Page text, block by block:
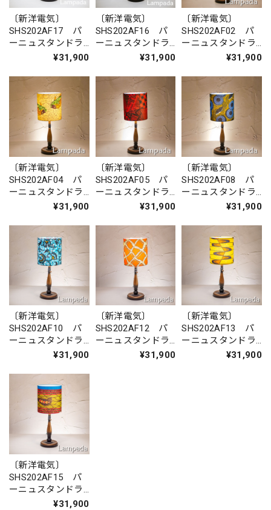
〔新洋電気〕
SHS202AF17 パ
ーニュスタンドラ
イト（木製脚）
¥31,900
〔新洋電気〕
SHS202AF16 パ
ーニュスタンドラ
イト（木製脚）
¥31,900
〔新洋電気〕
SHS202AF02 パ
ーニュスタンドラ
イト（木製脚）
¥31,900
〔新洋電気〕
SHS202AF04 パ
ーニュスタンドラ
イト（木製脚）
¥31,900
〔新洋電気〕
SHS202AF05 パ
ーニュスタンドラ
イト（木製脚）
¥31,900
〔新洋電気〕
SHS202AF08 パ
ーニュスタンドラ
イト（木製脚）
¥31,900
〔新洋電気〕
SHS202AF10 パ
ーニュスタンドラ
イト（木製脚）
¥31,900
〔新洋電気〕
SHS202AF12 パ
ーニュスタンドラ
イト（木製脚）
¥31,900
〔新洋電気〕
SHS202AF13 パ
ーニュスタンドラ
イト（木製脚）
¥31,900
〔新洋電気〕
SHS202AF15 パ
ーニュスタンドラ
イト（木製脚）
¥31,900